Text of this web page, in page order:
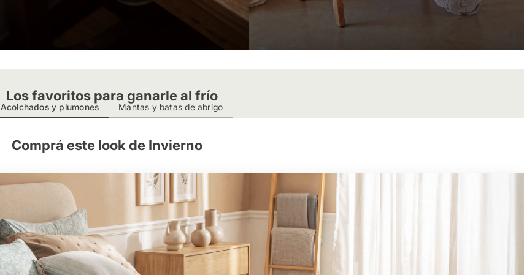
Los favoritos para ganarle al frío
Acolchados y plumones Mantas y batas de abrigo
Comprá este look de Invierno